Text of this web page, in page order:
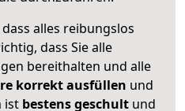
alles reibungslos
dass Sie alle
bereithalten und alle
korrekt ausfüllen und
ist bestens geschult und